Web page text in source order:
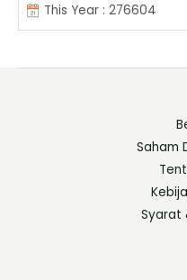
This Year : 276604
Saham
Syarat